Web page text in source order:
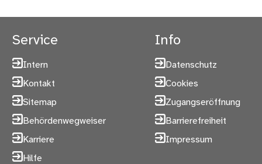
Service
Intern
Kontakt
Sitemap
Behördenwegweiser
Karriere
Hilfe
Info
Datenschutz
Cookies
Zugangseröffnung
Barrierefreiheit
Impressum